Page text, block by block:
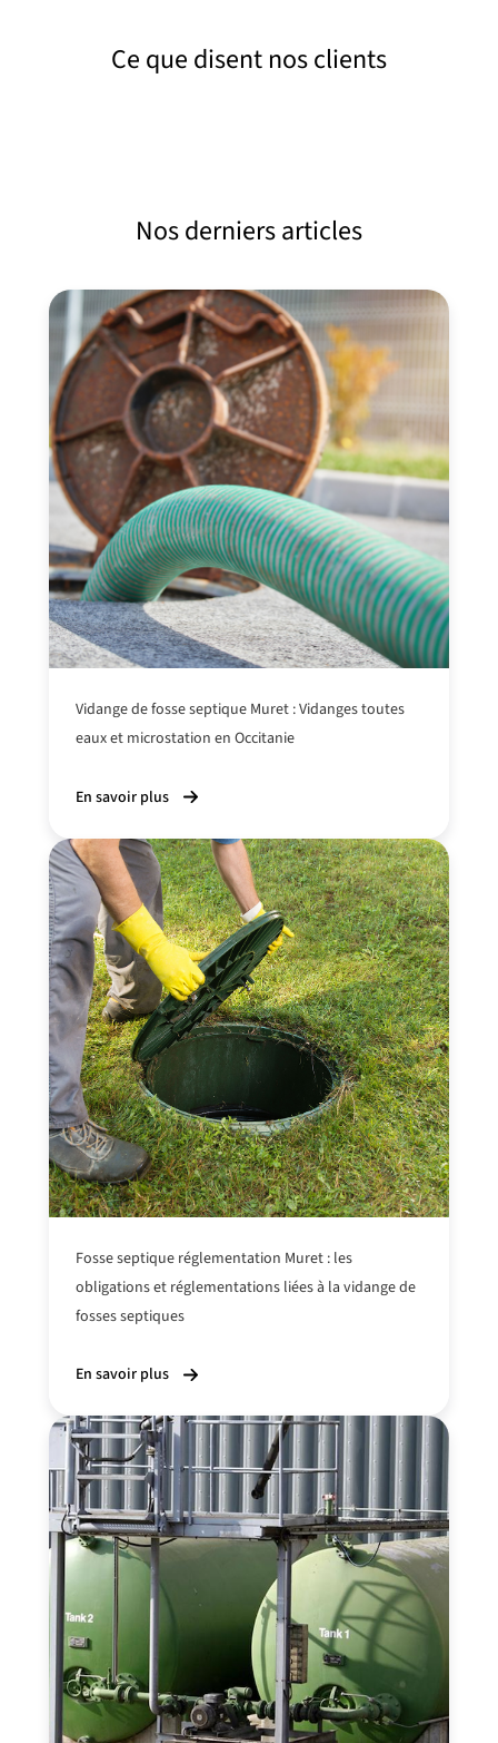
Ce que disent nos clients
Nos derniers articles
Vidange de fosse septique Muret : Vidanges toutes
eaux et microstation en Occitanie
En savoir plus
Fosse septique réglementation Muret : les
obligations et réglementations liées à la vidangede
fosses septiques
En savoir plus